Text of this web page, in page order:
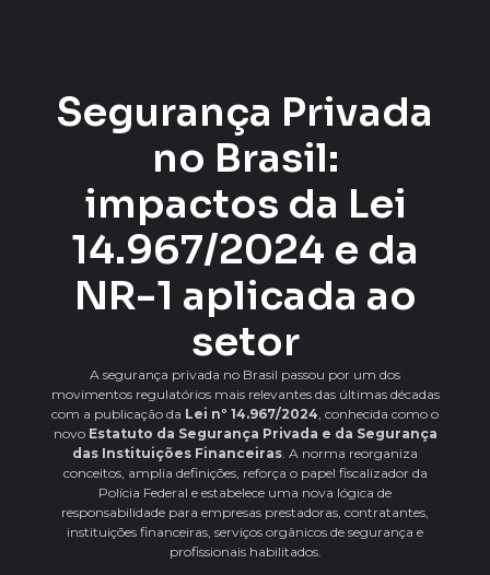
Segurança Privada
no Brasil:
impactos da Lei
14.967/2024 e da
NR-1 aplicada ao
setor
A segurança privada no Brasil passou por um dos
movimentos regulatórios mais relevantes das últimas décadas
com a publicação da Lei nº 14.967/2024 , conhecida como o
novo Estatuto da Segurança Privada e da Segurança
das Instituições Financeiras . A norma reorganiza
conceitos, amplia definições, reforça o papel fiscalizador da
Polícia Federal e estabelece uma nova lógica de
responsabilidade para empresas prestadoras, contratantes,
instituições financeiras, serviços orgânicos de segurança e
profissionais habilitados.